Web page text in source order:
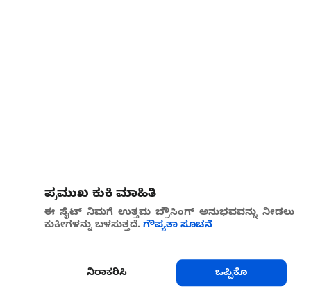
ಪ್ರಮುಖ ಕುಕಿ ಮಾಹಿತಿ
ಈ ಸೈಟ್ ನಿಮಗೆ ಉತ್ತಮ ಬ್ರೌಸಿಂಗ್ ಅನುಭವವನ್ನು ನೀಡಲು
ಕುಕೀಗಳನ್ನು ಬಳಸುತ್ತದೆ. ಗೌಪ್ಯತಾ ಸೂಚನೆ
ನಿರಾಕರಿಸಿ ಒಪ್ಪಿಕೊ